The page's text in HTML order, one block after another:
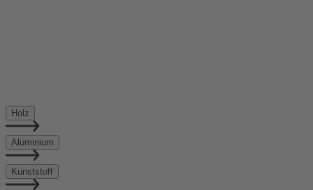
Holz
Aluminium
Kunststoff